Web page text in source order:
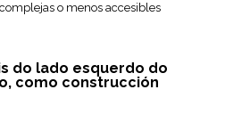
o menos accesibles
do lado esquerdo do
como construcción